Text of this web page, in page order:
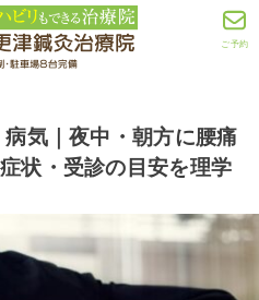
ご予約
気｜夜中・朝方に腰痛
状・受診の目安を理学